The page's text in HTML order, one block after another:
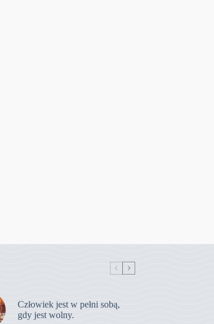
Człowiek jest w pełni sobą,
gdy jest wolny.